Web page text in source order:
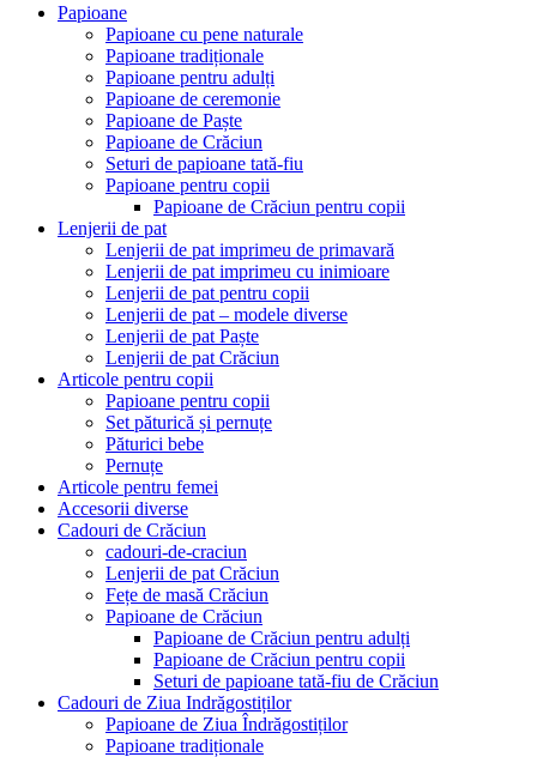
Papioane
Papioane cu pene naturale
Papioane tradiționale
Papioane pentru adulți
Papioane de ceremonie
Papioane de Paște
Papioane de Crăciun
Seturi de papioane tată-fiu
Papioane pentru copii
Papioane de Crăciun pentru copii
Lenjerii de pat
Lenjerii de pat imprimeu de primavară
Lenjerii de pat imprimeu cu inimioare
Lenjerii de pat pentru copii
Lenjerii de pat – modele diverse
Lenjerii de pat Paște
Lenjerii de pat Crăciun
Articole pentru copii
Papioane pentru copii
Set păturică și pernuțe
Păturici bebe
Pernuțe
Articole pentru femei
Accesorii diverse
Cadouri de Crăciun
cadouri-de-craciun
Lenjerii de pat Crăciun
Fețe de masă Crăciun
Papioane de Crăciun
Papioane de Crăciun pentru adulți
Papioane de Crăciun pentru copii
Seturi de papioane tată-fiu de Crăciun
Cadouri de Ziua Indrăgostiților
Papioane de Ziua Îndrăgostiților
Papioane tradiționale